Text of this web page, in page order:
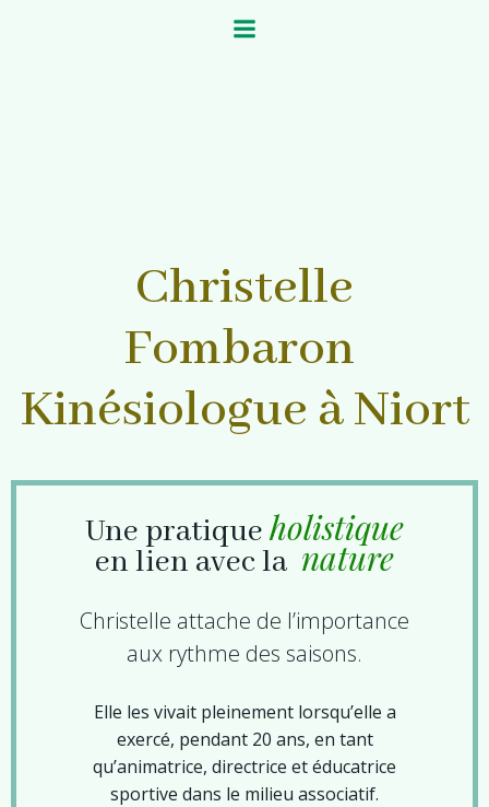
au
Christelle
Fombaron
Kinésiologue à Niort
Une pratiqueholistique
en lien avec la nature
Christelle attache de l’importance
aux rythme des saisons.
Elle les vivait pleinement lorsqu’elle a
exercé, pendant 20 ans, en tant
qu’animatrice, directrice et éducatrice
sportive dans le milieu associatif.